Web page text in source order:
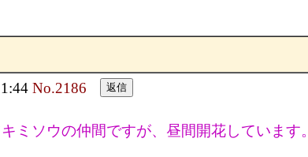
No.2186
ミソウの仲間ですが、昼間開花しています。